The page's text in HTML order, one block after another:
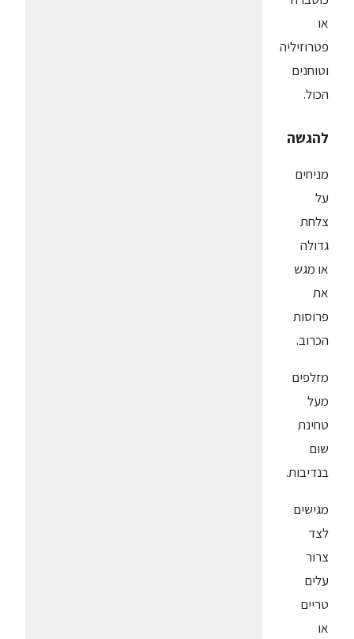
או
פטרוזיליה
וטוחנים
הכול.
להגשה
מניחים
על
צלחת
גדולה
או מגש
את
פרוסות
הכרוב.
מזלפים
מעל
טחינת
שום
בנדיבות.
מגישים
לצד
צרור
עלים
טריים
או